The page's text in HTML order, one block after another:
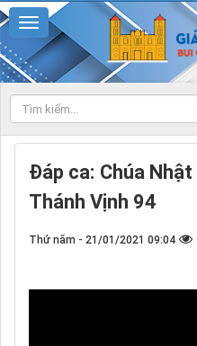
Đáp ca: Chúa
Thánh Vịnh 94
Thứ năm - 21/01/2021 09:04